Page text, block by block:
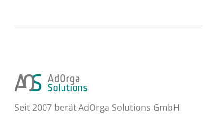
Seit 2007 berät AdOrga Solutions GmbH